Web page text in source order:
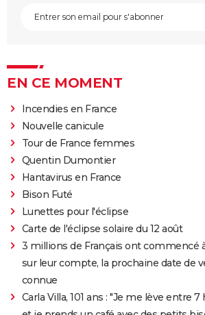
EN CE MOMENT
Incendies en France
Nouvelle canicule
Tour de France femmes
Quentin Dumontier
Hantavirus en France
Bison Futé
Lunettes pour l'éclipse
Carte de l'éclipse solaire du 12 août
3 millions de Français ont commencé
sur leur compte, la prochaine date de
connue
Carla Villa, 101 ans : "Je me lève entre